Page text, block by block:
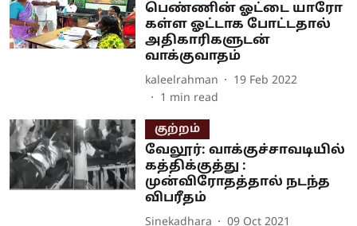
பெண்ணின் ஓட்டை யாரோ
கள்ள ஓட்டாக போட்டதால்
அதிகாரிகளுடன்
வாக்குவாதம்
kaleelrahman
19 Feb 2022
1 min read
குற்றம்
வேலூர்: வாக்குச்சாவடியில்
கத்திக்குத்து :
முன்விரோதத்தால் நடந்த
விபரீதம்
Sinekadhara
09 Oct 2021